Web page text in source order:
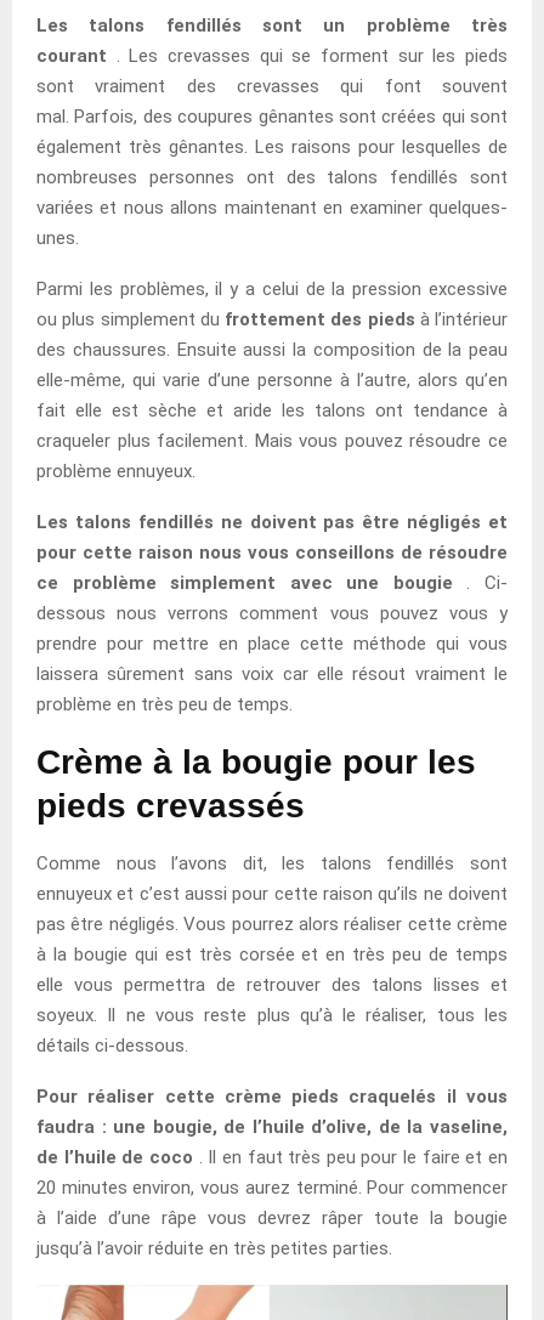
Les talons fendillés sont un problème très
courant . Les crevasses qui se forment sur les pieds
sont vraiment des crevasses qui font souvent
mal. Parfois, des coupures gênantes sont créées qui sont
également très gênantes. Les raisons pour lesquelles de
nombreuses personnes ont des talons fendillés sont
variées et nous allons maintenant en examiner quelques-
unes.
Parmi les problèmes, il y a celui de la pression excessive
ou plus simplement du frottement des pieds à l’intérieur
des chaussures. Ensuite aussi la composition de la peau
elle-même, qui varie d’une personne à l’autre, alors qu’en
fait elle est sèche et aride les talons ont tendance à
craqueler plus facilement. Mais vous pouvez résoudre ce
problème ennuyeux.
Les talons fendillés ne doivent pas être négligés et
pour cette raison nous vous conseillons de résoudre
ce problème simplement avec une bougie . Ci-
dessous nous verrons comment vous pouvez vous y
prendre pour mettre en place cette méthode qui vous
laissera sûrement sans voix car elle résout vraiment le
problème en très peu de temps.
Crème à la bougie pour les
pieds crevassés
Comme nous l’avons dit, les talons fendillés sont
ennuyeux et c’est aussi pour cette raison qu’ils ne doivent
pas être négligés. Vous pourrez alors réaliser cette crème
à la bougie qui est très corsée et en très peu de temps
elle vous permettra de retrouver des talons lisses et
soyeux. Il ne vous reste plus qu’à le réaliser, tous les
détails ci-dessous.
Pour réaliser cette crème pieds craquelés il vous
faudra : une bougie, de l’huile d’olive, de la vaseline,
de l’huile de coco . Il en faut très peu pour le faire et en
20 minutes environ, vous aurez terminé. Pour commencer
à l’aide d’une râpe vous devrez râper toute la bougie
jusqu’à l’avoir réduite en très petites parties.